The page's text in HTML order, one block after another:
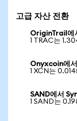
고급 자산 전환
OriginTrail에
1 TRAC는
Onyxcoin에
1 XCN는
SAND에서
1 SAND는